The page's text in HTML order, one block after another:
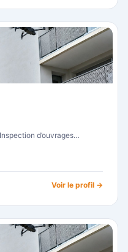
Inspection de bâtiments / façades , Inspection d’ouvrages…
Voir le profil →